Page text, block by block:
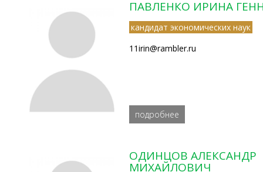
ПАВЛЕНКО ИРИНА
кандидат экономических наук
11irin@rambler.ru
подробнее
ОДИНЦОВ АЛЕКСАНДР
МИХАЙЛОВИЧ